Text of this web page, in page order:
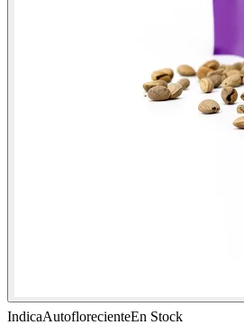
IndicaAutoflorecienteEn Stock